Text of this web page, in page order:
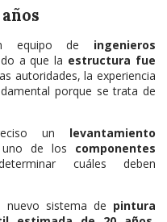
equipo de ingenieros
a que la estructura fue
autoridades, la experiencia
porque se trata de
un levantamiento
de los componentes
cuáles deben
nuevo sistema de pintura